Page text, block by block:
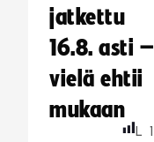
jatkettu
16.8. asti –
vielä ehtii
mukaan
L 1